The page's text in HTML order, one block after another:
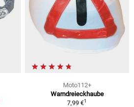
Moto112+
Warndreieckhaube
7,99 €1